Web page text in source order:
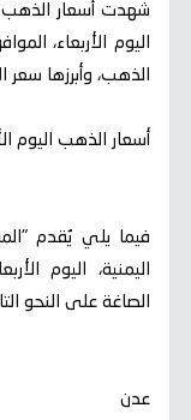
شهدت أسعار الذهب
الذهب، وأبرزها سعر الذهب عيار
أسعار الذهب اليوم
فيما يلي يُقدم
الصاغة على النحو
عدن